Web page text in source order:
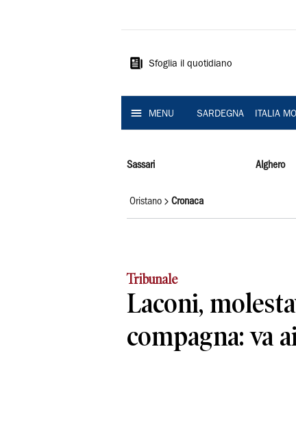
Sardegna
Sfoglia il quotidiano
MENU SARDEGNA ITALIA
Sassari Alghero
Oristano Cronaca
Tribunale
Laconi,
compagna: va